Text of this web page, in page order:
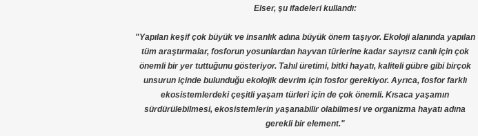
Elser, şu ifadeleri kullandı:
"Yapılan keşif çok büyük ve insanlık adına büyük önem taşıyor. Ekoloji alanında yapılan
tüm araştırmalar, fosforun yosunlardan hayvan türlerine kadar sayısız canlı için çok
önemli bir yer tuttuğunu gösteriyor. Tahıl üretimi, bitki hayatı, kaliteli gübre gibi birçok
unsurun içinde bulunduğu ekolojik devrim için fosfor gerekiyor. Ayrıca, fosfor farklı
ekosistemlerdeki çeşitli yaşam türleri için de çok önemli. Kısaca yaşamın
sürdürülebilmesi, ekosistemlerin yaşanabilir olabilmesi ve organizma hayatı adına
gerekli bir element."